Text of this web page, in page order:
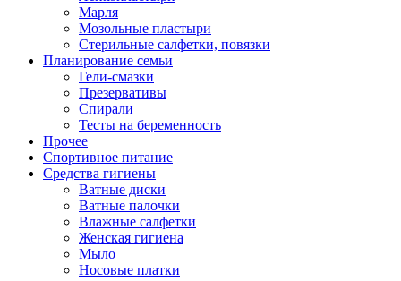
Марля
Мозольные пластыри
Стерильные салфетки, повязки
Планирование семьи
Гели-смазки
Презервативы
Спирали
Тесты на беременность
Прочее
Спортивное питание
Средства гигиены
Ватные диски
Ватные палочки
Влажные салфетки
Женская гигиена
Мыло
Носовые платки